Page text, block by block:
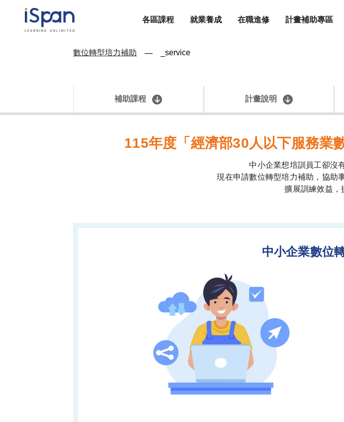
各區課程 就業養成 在職進修 計畫補助專區
數位轉型培力補助 — _service
補助課程 計畫說明
115年度「經濟部30人以下服務業
中小企業想培訓員工卻沒
現在申請數位轉型培力補助，協助
擴展訓練效益，
中小企業數位